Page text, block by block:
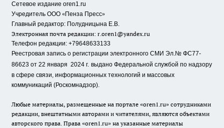
Сетевое издание oren1.ru
Учредитель ООО «Пенза Пресс»
Главный редактор: Полудницына Е.В.
Электронная почта редакции: r.oren1@yandex.ru
Телефон редакции: +79648633133
Реестровая запись о регистрации электронного СМИ Эл.№ ФС77-
86623 от 22 января 2024 г. выдано Федеральной службой по надзору
в сфере связи, информационных технологий и массовых
коммуникаций (Роскомнадзор).
Любые материалы, размещенные на портале «oren1.ru» сотрудниками
редакции, внештатными авторами и читателями, являются объектами
авторского права. Права «oren1.ru» на указанные материалы